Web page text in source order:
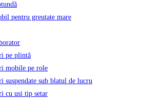
pentru greutate mare
pe plintă
mobile pe role
suspendate sub blatul de lucru
cu usi tip setar